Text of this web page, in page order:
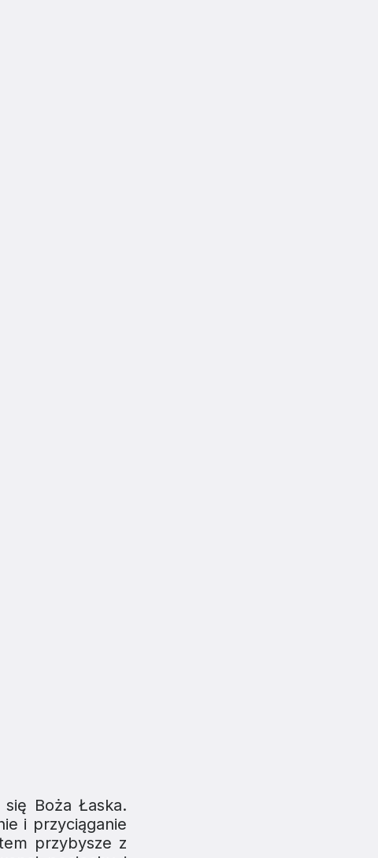
Boża Łaska.
i przyciąganie
przybysze z